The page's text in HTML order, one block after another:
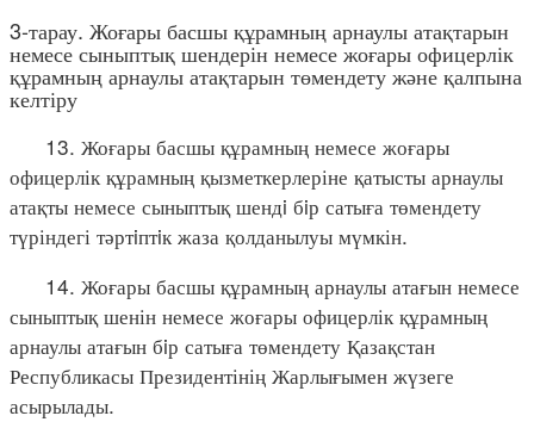
3-тарау. Жоғары басшы құрамның арнаулы атақтарын
немесе сыныптық шендерін немесе жоғары офицерлік
құрамның арнаулы атақтарын төмендету және қалпына
келтіру
13. Жоғары басшы құрамның немесе жоғары
офицерлік құрамның қызметкерлеріне қатысты арнаулы
атақты немесе сыныптық шендi бiр сатыға төмендету
түріндегі тәртiптiк жаза қолданылуы мүмкін.
14. Жоғары басшы құрамның арнаулы атағын немесе
сыныптық шенін немесе жоғары офицерлік құрамның
арнаулы атағын бiр сатыға төмендету Қазақстан
Республикасы Президентінің Жарлығымен жүзеге
асырылады.